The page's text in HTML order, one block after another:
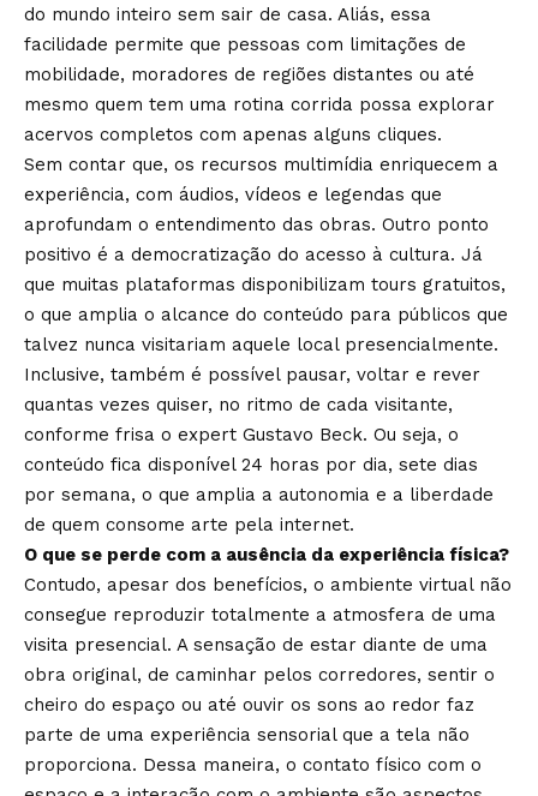
do mundo inteiro sem sair de casa. Aliás, essa
facilidade permite que pessoas com limitações de
mobilidade, moradores de regiões distantes ou até
mesmo quem tem uma rotina corrida possa explorar
acervos completos com apenas alguns cliques.
Sem contar que, os recursos multimídia enriquecem a
experiência, com áudios, vídeos e legendas que
aprofundam o entendimento das obras. Outro ponto
positivo é a democratização do acesso à cultura. Já
que muitas plataformas disponibilizam tours gratuitos,
o que amplia o alcance do conteúdo para públicos que
talvez nunca visitariam aquele local presencialmente.
Inclusive, também é possível pausar, voltar e rever
quantas vezes quiser, no ritmo de cada visitante,
conforme frisa o expert Gustavo Beck. Ou seja, o
conteúdo fica disponível 24 horas por dia, sete dias
por semana, o que amplia a autonomia e a liberdade
de quem consome arte pela internet.
O que se perde com a ausência da experiência física?
Contudo, apesar dos benefícios, o ambiente virtual não
consegue reproduzir totalmente a atmosfera de uma
visita presencial. A sensação de estar diante de uma
obra original, de caminhar pelos corredores, sentir o
cheiro do espaço ou até ouvir os sons ao redor faz
parte de uma experiência sensorial que a tela não
proporciona. Dessa maneira, o contato físico com o